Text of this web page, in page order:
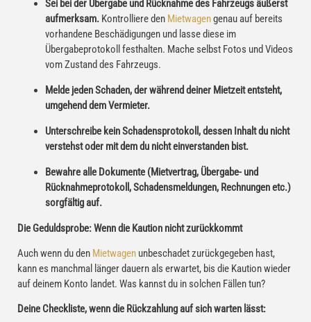
Sei bei der Übergabe und Rücknahme des Fahrzeugs äußerst
aufmerksam. Kontrolliere den Mietwagengenau auf bereits
vorhandene Beschädigungen und lasse diese im
Übergabeprotokoll festhalten. Mache selbst Fotos und Videos
vom Zustand des Fahrzeugs.
Melde jeden Schaden, der während deiner Mietzeit entsteht,
umgehend dem Vermieter.
Unterschreibe kein Schadensprotokoll, dessen Inhalt du nicht
verstehst oder mit dem du nicht einverstanden bist.
Bewahre alle Dokumente (Mietvertrag, Übergabe- und
Rücknahmeprotokoll, Schadensmeldungen, Rechnungen etc.)
sorgfältig auf.
Die Geduldsprobe: Wenn die Kaution nicht zurückkommt
Auch wenn du den Mietwagen unbeschadet zurückgegeben hast,
kann es manchmal länger dauern als erwartet, bis die Kaution wieder
auf deinem Konto landet. Was kannst du in solchen Fällen tun?
Deine Checkliste, wenn die Rückzahlung auf sich warten lässt: